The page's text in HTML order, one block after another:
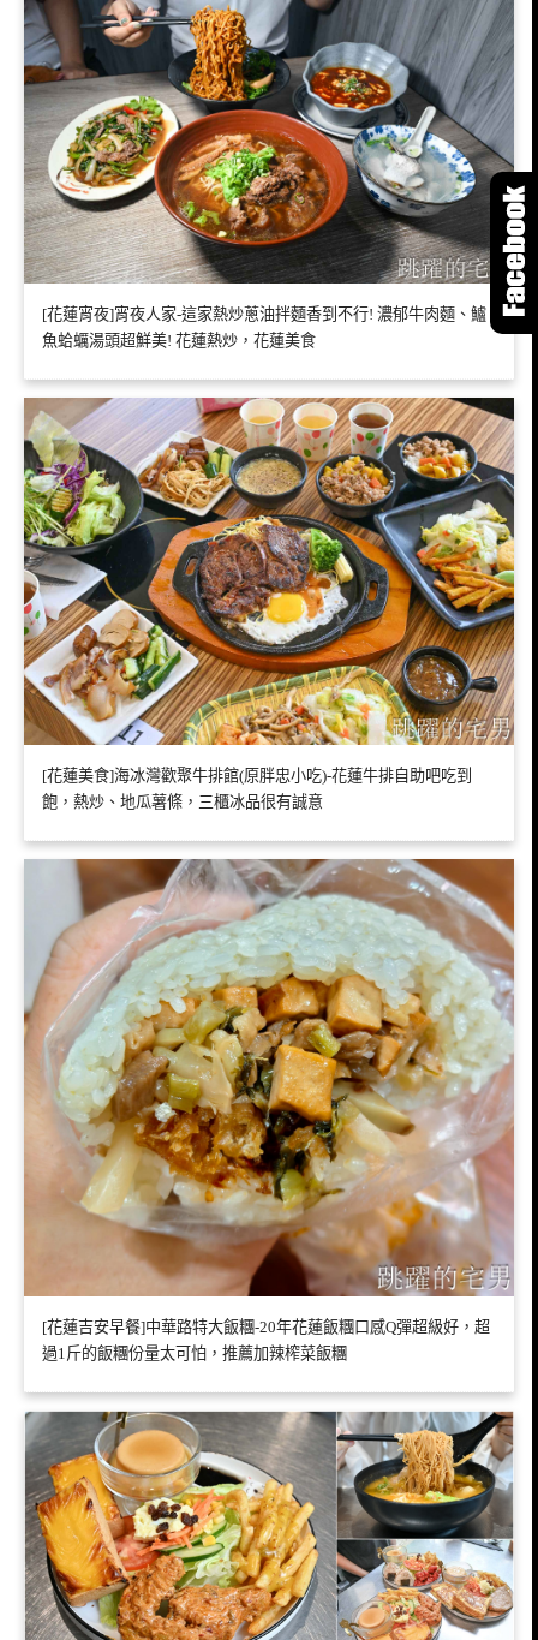
[花蓮宵夜]宵夜人家-這家熱炒蔥油拌麵香到不行! 濃郁牛肉麵、鱸
魚蛤蠣湯頭超鮮美! 花蓮熱炒，花蓮美食
[花蓮美食]海冰灣歡聚牛排館(原胖忠小吃)-花蓮牛排自助吧吃到
飽，熱炒、地瓜薯條，三櫃冰品很有誠意
[花蓮吉安早餐]中華路特大飯糰-20年花蓮飯糰口感Q彈超級好，超
過1斤的飯糰份量太可怕，推薦加辣榨菜飯糰